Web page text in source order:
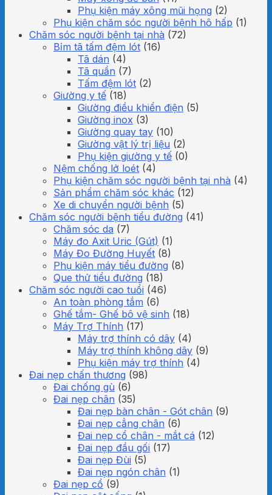
Phụ kiện máy xông mũi họng (2)
Phụ kiện chăm sóc người bệnh hô hấp (1)
Chăm sóc người bệnh tại nhà (72)
Bỉm tã tấm đệm lót (16)
Tã dán (4)
Tã quần (7)
Tấm đệm lót (2)
Giường y tế (18)
Giường điều khiển điện (5)
Giường inox (3)
Giường quay tay (10)
Giường vật lý trị liệu (2)
Phụ kiện giường y tế (0)
Nệm chống lở loét (4)
Phụ kiện chăm sóc người bệnh tại nhà (4)
Sản phẩm chăm sóc khác (12)
Xe di chuyển người bệnh (5)
Chăm sóc người bệnh tiểu đường (41)
Chăm sóc da (7)
Máy đo Axit Uric (Gút) (1)
Máy Đo Đường Huyết (8)
Phụ kiện máy tiểu đường (8)
Que thử tiểu đường (18)
Chăm sóc người cao tuổi (46)
An toàn phòng tắm (6)
Ghế tắm- Ghế bô vệ sinh (18)
Máy Trợ Thính (17)
Máy trợ thính có dây (4)
Máy trợ thính không dây (9)
Phụ kiện máy trợ thính (4)
Đai nẹp chấn thương (98)
Đai chống gù (6)
Đai nẹp chân (35)
Đai nẹp bàn chân - Gót chân (9)
Đai nẹp cẳng chân (6)
Đai nẹp cổ chân - mắt cá (12)
Đai nẹp đầu gối (17)
Đai nẹp Đùi (5)
Đai nẹp ngón chân (1)
Đai nẹp cổ (9)